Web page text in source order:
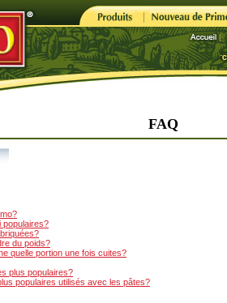
FAQ
populaires?
du poids?
quelle portion une fois cuites?
plus populaires?
populaires utilisés avec les pâtes?